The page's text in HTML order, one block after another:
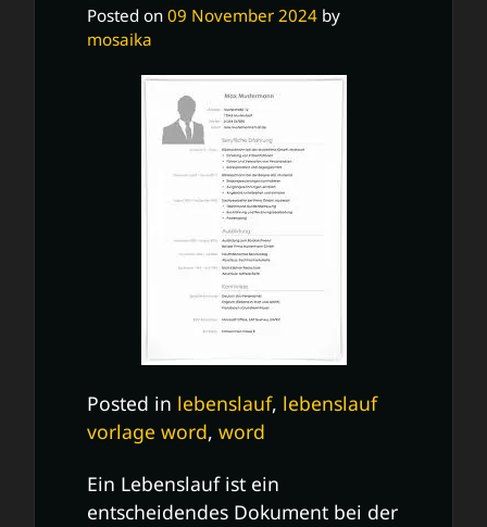
Posted on 09 November 2024 by
mosaika
Posted in lebenslauf, lebenslauf
vorlage word, word
Ein Lebenslauf ist ein
entscheidendes Dokument bei der